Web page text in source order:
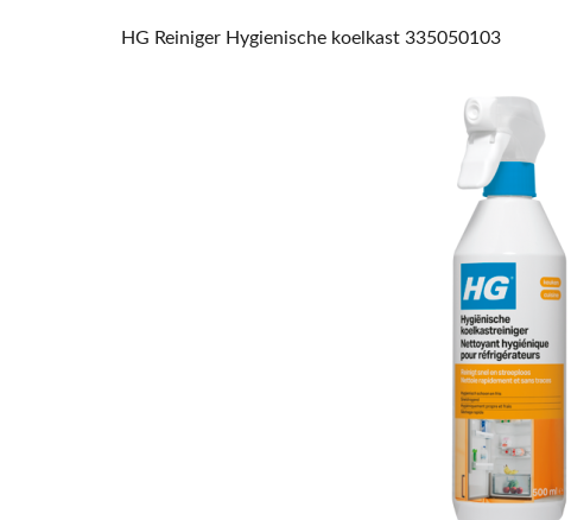
HG Reiniger Hygienische koelkast 335050103